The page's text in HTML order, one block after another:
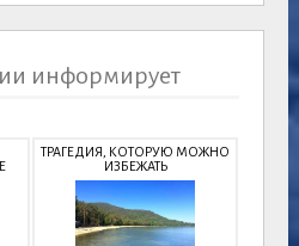
информирует
ТРАГЕДИЯ, КОТОРУЮ МОЖНО
ИЗБЕЖАТЬ